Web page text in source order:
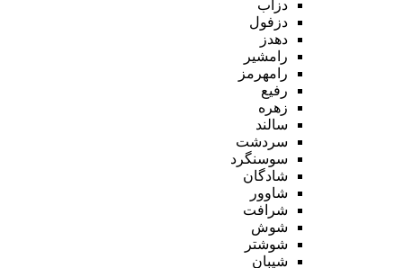
دزآب
دزفول
دهدز
رامشیر
رامهرمز
رفیع
زهره
سالند
سردشت
سوسنگرد
شادگان
شاوور
شرافت
شوش
شوشتر
شیبان